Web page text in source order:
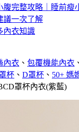
腹完整攻略｜睡前瘦
議一次了解
內衣知識
內衣 、 包覆機能內衣
杯 、 D罩杯 、 50+ 媽
罩杯內衣(紫藍)